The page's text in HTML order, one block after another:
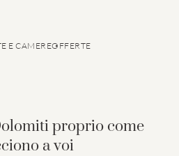
E CAMEREOFFERTE
proprio come
a voi